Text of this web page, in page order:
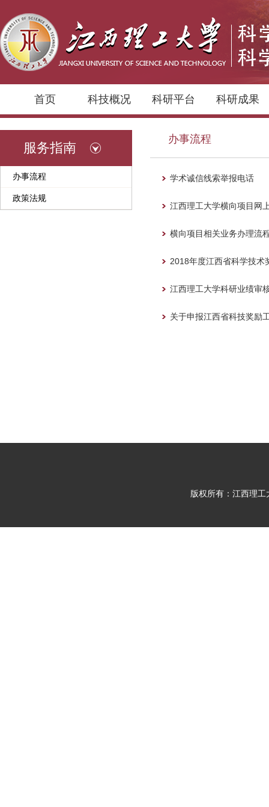
首页 科技概况 科研平台 科研成果
服务指南
办事流程
政策法规
办事流程
学术诚信线索举报电话
江西理工大学横向项目网
横向项目相关业务办理流
2018年度江西省科学技术
江西理工大学科研业绩审
关于申报江西省科技奖励
版权所有：江西理